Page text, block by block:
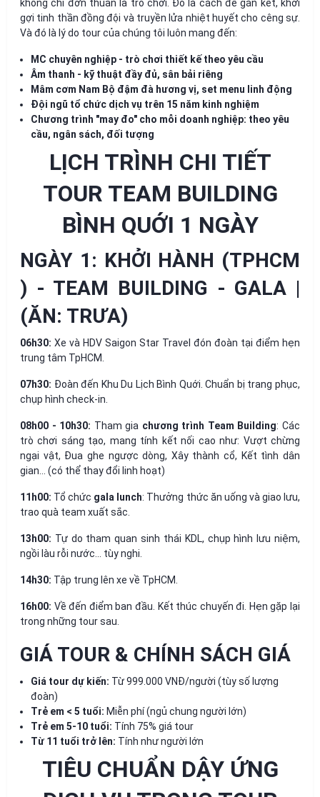
không chỉ đơn thuần là trò chơi. Đó là cách để gắn kết, khởi
gợi tinh thần đồng đội và truyền lửa nhiệt huyết cho cêng sự.
Và đó là lý do tour của chúng tôi luôn mang đến:
MC chuyên nghiệp - trò chơi thiết kế theo yêu cầu
Âm thanh - kỹ thuật đầy đủ, sân bải riêng
Mâm cơm Nam Bộ đậm đà hương vị, set menu linh động
Đội ngũ tổ chức dịch vụ trên 15 năm kinh nghiệm
Chương trình "may đo" cho mỗi doanh nghiệp: theo yêu
cầu, ngân sách, đối tượng
LỊCH TRÌNH CHI TIẾT
TOUR TEAM BUILDING
BÌNH QUỚI 1 NGÀY
NGÀY 1: KHỞI HÀNH (TPHCM
) - TEAM BUILDING - GALA |
(ĂN: TRƯA)
06h30: Xe và HDV Saigon Star Travel đón đoàn tại điểm hẹn
trung tâm TpHCM.
07h30: Đoàn đến Khu Du Lịch Bình Quới. Chuẩn bị trang phục,
chụp hình check-in.
08h00 - 10h30: Tham gia chương trình Team Building: Các
trò chơi sáng tạo, mang tính kết nối cao như: Vượt chừng
ngại vật, Đua ghe ngược dòng, Xây thành cổ, Kết tình dân
gian... (có thể thay đổi linh hoạt)
11h00: Tổ chức gala lunch: Thưởng thức ăn uống và giao lưu,
trao quà team xuất sắc.
13h00: Tự do tham quan sinh thái KDL, chụp hình lưu niệm,
ngồi làu rỗi nước... tùy nghi.
14h30: Tập trung lên xe về TpHCM.
16h00: Về đến điểm ban đầu. Kết thúc chuyến đi. Hẹn gặp lại
trong những tour sau.
GIÁ TOUR & CHÍNH SÁCH GIÁ
Giá tour dự kiến: Từ 999.000 VNĐ/người (tùy số lượng
đoàn)
Trẻ em < 5 tuổi: Miễn phí (ngủ chung người lớn)
Trẻ em 5-10 tuổi: Tính 75% giá tour
Từ 11 tuổi trở lên: Tính như người lớn
TIÊU CHUẨN DẬY ỨNG